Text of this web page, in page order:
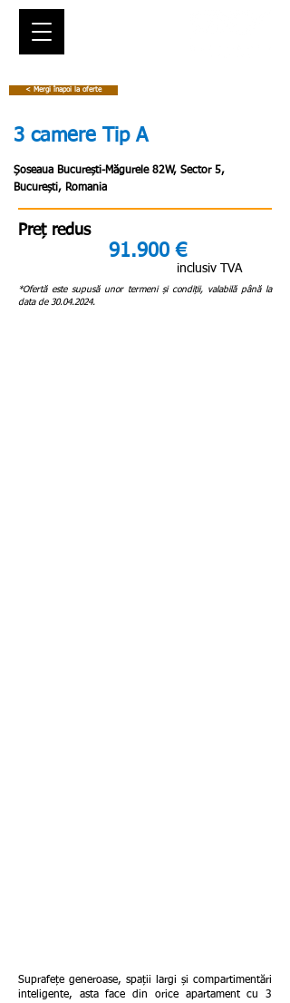
< Mergi înapoi la oferte
3 camere Tip A
Șoseaua București-Măgurele 82W, Sector 5,
București, Romania
Preț redus
91.900 €
inclusiv TVA
*Ofertă este supusă unor termeni și condiții, valabilă până la
data de 30.04.2024.
Suprafețe generoase, spații largi și compartimentări
inteligente, asta face din orice apartament cu 3